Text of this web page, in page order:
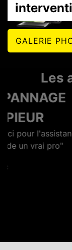
GALERIE
Les
"Entreprise